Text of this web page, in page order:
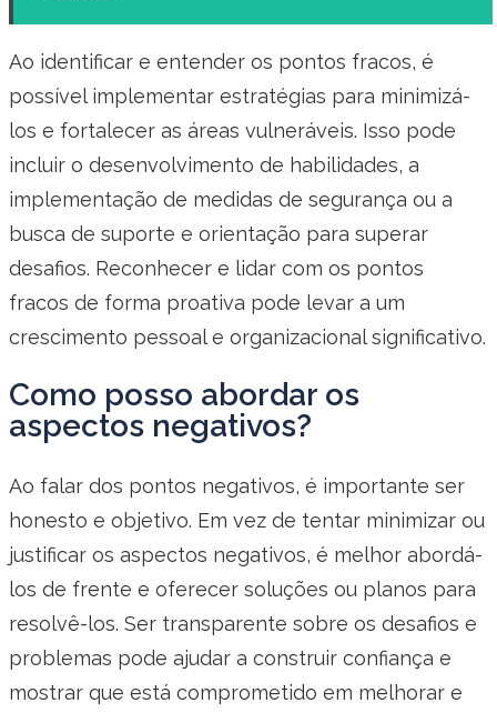
Ao identificar e entender os pontos fracos, é
possível implementar estratégias para minimizá-
los e fortalecer as áreas vulneráveis. Isso pode
incluir o desenvolvimento de habilidades, a
implementação de medidas de segurança ou a
busca de suporte e orientação para superar
desafios. Reconhecer e lidar com os pontos
fracos de forma proativa pode levar a um
crescimento pessoal e organizacional significativo.
Como posso abordar os
aspectos negativos?
Ao falar dos pontos negativos, é importante ser
honesto e objetivo. Em vez de tentar minimizar ou
justificar os aspectos negativos, é melhor abordá-
los de frente e oferecer soluções ou planos para
resolvê-los. Ser transparente sobre os desafios e
problemas pode ajudar a construir confiança e
mostrar que está comprometido em melhorar e